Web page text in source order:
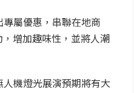
屬優惠，串聯在地商
增加趣味性，並將人潮
機燈光展演預期將有大